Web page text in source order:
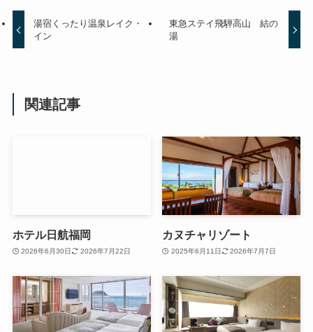
湯宿くったり温泉レイク・
イン
東急ステイ飛騨高山 結の
湯
関連記事
ホテル日航福岡
2026年6月30日 2026年7月22日
カヌチャリゾート
2025年6月11日 2026年7月7日